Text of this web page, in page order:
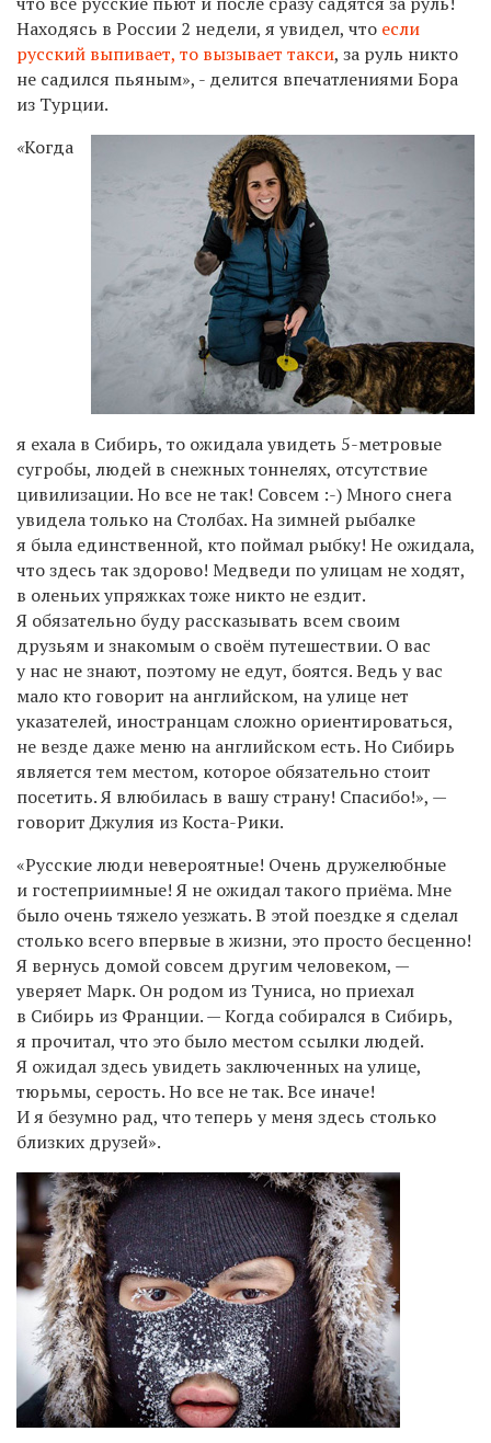
Находясь в России 2 недели, я увидел, что если
русский выпивает, то вызывает такси, за руль никто
не садился пьяным», ­- делится впечатлениями Бора
из Турции.
«Когда
я ехала в Сибирь, то ожидала увидеть 5-метровые
сугробы, людей в снежных тоннелях, отсутствие
цивилизации. Но все не так! Совсем :-) Много снега
увидела только на Столбах. На зимней рыбалке
я была единственной, кто поймал рыбку! Не ожидала,
что здесь так здорово! Медведи по улицам не ходят,
в оленьих упряжках тоже никто не ездит.
Я обязательно буду рассказывать всем своим
друзьям и знакомым о своём путешествии. О вас
у нас не знают, поэтому не едут, боятся. Ведь у вас
мало кто говорит на английском, на улице нет
указателей, иностранцам сложно ориентироваться,
не везде даже меню на английском есть. Но Сибирь
является тем местом, которое обязательно стоит
посетить. Я влюбилась в вашу страну! Спасибо!», —
говорит Джулия из Коста-Рики.
«Русские люди невероятные! Очень дружелюбные
и гостеприимные! Я не ожидал такого приёма. Мне
было очень тяжело уезжать. В этой поездке я сделал
столько всего впервые в жизни, это просто бесценно!
Я вернусь домой совсем другим человеком, —
уверяет Марк. Он родом из Туниса, но приехал
в Сибирь из Франции. — Когда собирался в Сибирь,
я прочитал, что это было местом ссылки людей.
Я ожидал здесь увидеть заключенных на улице,
тюрьмы, серость. Но все не так. Все иначе!
И я безумно рад, что теперь у меня здесь столько
близких друзей».